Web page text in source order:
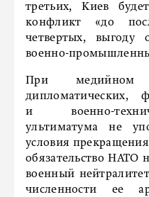
третьих, Киев
конфликт «до
четвертых, выгоду
военно-
При медийном
дипломатических,
и военно-
ультиматума не
условия
обязательство НАТО
военный
численности ее